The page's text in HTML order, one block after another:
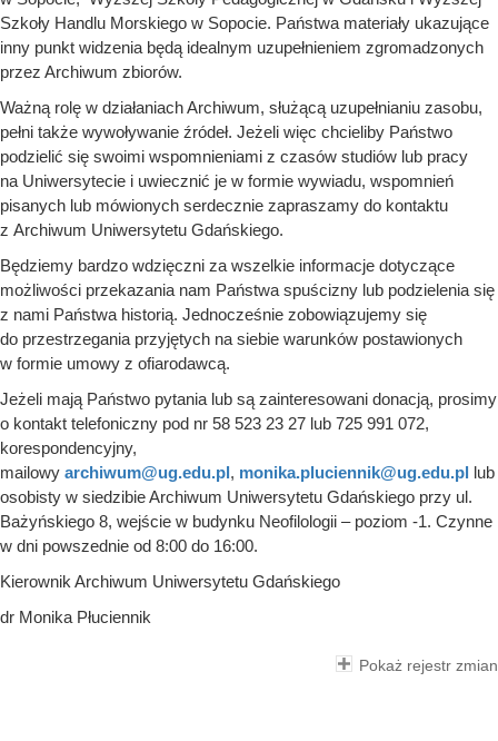
Szkoły Handlu Morskiego w Sopocie. Państwa materiały ukazujące
inny punkt widzenia będą idealnym uzupełnieniem zgromadzonych
przez Archiwum zbiorów.
Ważną rolę w działaniach Archiwum, służącą uzupełnianiu zasobu,
pełni także wywoływanie źródeł. Jeżeli więc chcieliby Państwo
podzielić się swoimi wspomnieniami z czasów studiów lub pracy
na Uniwersytecie i uwiecznić je w formie wywiadu, wspomnień
pisanych lub mówionych serdecznie zapraszamy do kontaktu
z Archiwum Uniwersytetu Gdańskiego.
Będziemy bardzo wdzięczni za wszelkie informacje dotyczące
możliwości przekazania nam Państwa spuścizny lub podzielenia się
z nami Państwa historią. Jednocześnie zobowiązujemy się
do przestrzegania przyjętych na siebie warunków postawionych
w formie umowy z ofiarodawcą.
Jeżeli mają Państwo pytania lub są zainteresowani donacją, prosimy
o kontakt telefoniczny pod nr 58 523 23 27 lub 725 991 072,
korespondencyjny,
mailowy archiwum@ug.edu.pl, monika.pluciennik@ug.edu.pl lub
osobisty w siedzibie Archiwum Uniwersytetu Gdańskiego przy ul.
Bażyńskiego 8, wejście w budynku Neofilologii – poziom -1. Czynne
w dni powszednie od 8:00 do 16:00.
Kierownik Archiwum Uniwersytetu Gdańskiego
dr Monika Płuciennik
Pokaż rejestr zmian